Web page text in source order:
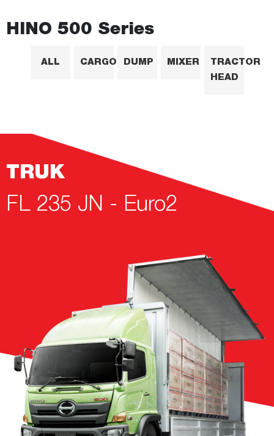
HINO 500 Series
ALL CARGO DUMP MIXER
TRACTOR
HEAD
TRUK
FL 235 JN - Euro2